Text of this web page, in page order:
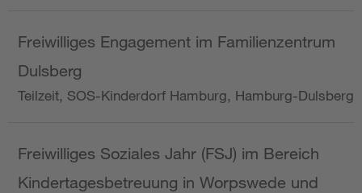
Freiwilliges Engagement im Familienzentrum
Dulsberg
Teilzeit, SOS-Kinderdorf Hamburg, Hamburg-Dulsberg
Freiwilliges Soziales Jahr (FSJ) im Bereich
Kindertagesbetreuung in Worpswede und